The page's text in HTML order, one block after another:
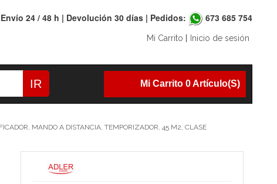
Envío 24 / 48 h | Devolución 30 días | Pedidos: 673 685 754
Mi Carrito Inicio de sesión
Mi Carrito 0 Artículo(s)
IR
MANDO A DISTANCIA, TEMPORIZADOR, 45 M2, CLASE